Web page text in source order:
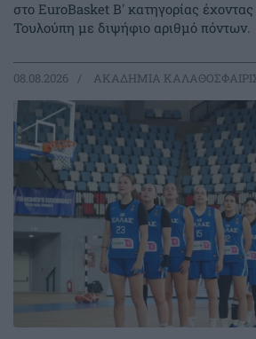
στο EuroBasket Β' κατηγορίας
Τουλούπη με διψήφιο αριθμό πόντων.
08.08.2026 ΑΚΑΔΗΜΙΑ